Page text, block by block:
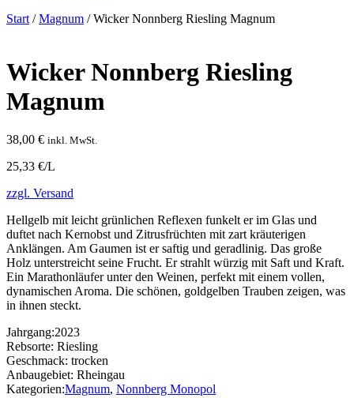
Start/Magnum / Wicker Nonnberg Riesling Magnum
Wicker Nonnberg Riesling
Magnum
38,00 € inkl. MwSt.
25,33 €/L
zzgl. Versand
Hellgelb mit leicht grünlichen Reflexen funkelt er im Glas und
duftet nach Kernobst und Zitrusfrüchten mit zart kräuterigen
Anklängen. Am Gaumen ist er saftig und geradlinig. Das große
Holz unterstreicht seine Frucht. Er strahlt würzig mit Saft und Kraft.
Ein Marathonläufer unter den Weinen, perfekt mit einem vollen,
dynamischen Aroma. Die schönen, goldgelben Trauben zeigen, was
in ihnen steckt.
Jahrgang:2023
Rebsorte: Riesling
Geschmack: trocken
Anbaugebiet: Rheingau
Kategorien:Magnum, Nonnberg Monopol